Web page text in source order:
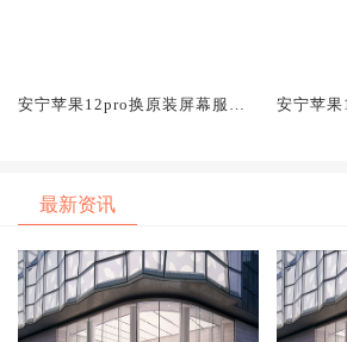
安宁苹果12pro换原装屏幕服务
安宁苹
最新资讯